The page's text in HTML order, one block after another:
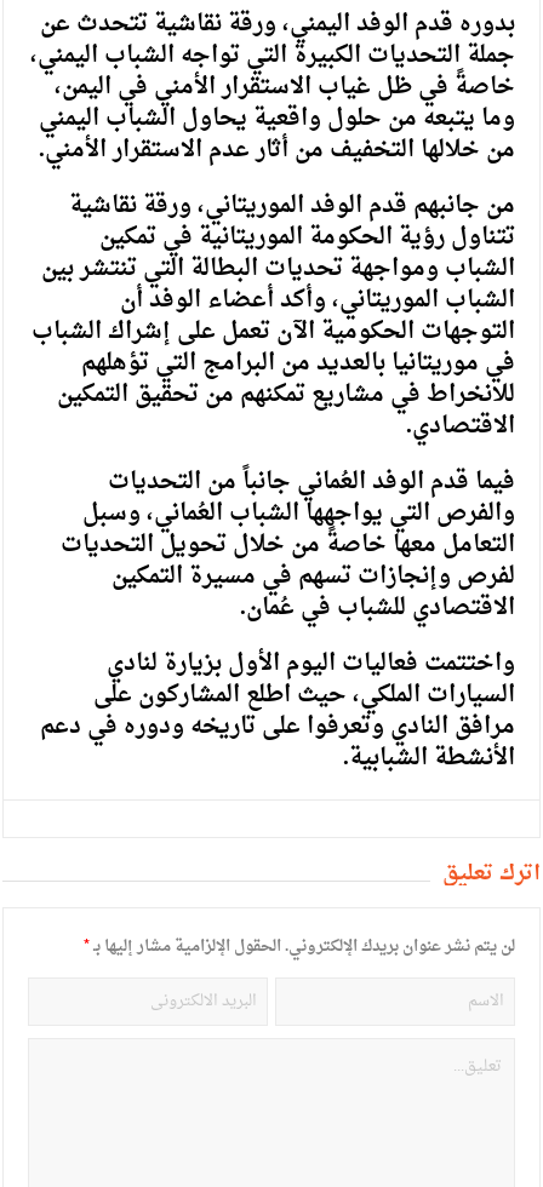
بدوره قدم الوفد اليمني، ورقة نقاشية تتحدث عن
جملة التحديات الكبيرة التي تواجه الشباب اليمني،
خاصةً في ظل غياب الاستقرار الأمني في اليمن،
وما يتبعه من حلول واقعية يحاول الشباب اليمني
من خلالها التخفيف من أثار عدم الاستقرار الأمني.
من جانبهم قدم الوفد الموريتاني، ورقة نقاشية
تتناول رؤية الحكومة الموريتانية في تمكين
الشباب ومواجهة تحديات البطالة التي تنتشر بين
الشباب الموريتاني، وأكد أعضاء الوفد أن
التوجهات الحكومية الآن تعمل على إشراك الشباب
في موريتانيا بالعديد من البرامج التي تؤهلهم
للانخراط في مشاريع تمكنهم من تحقيق التمكين
الاقتصادي.
فيما قدم الوفد العُماني جانباً من التحديات
والفرص التي يواجهها الشباب العُماني، وسبل
التعامل معها خاصةً من خلال تحويل التحديات
لفرص وإنجازات تسهم في مسيرة التمكين
الاقتصادي للشباب في عُمان.
واختتمت فعاليات اليوم الأول بزيارة لنادي
السيارات الملكي، حيث اطلع المشاركون على
مرافق النادي وتعرفوا على تاريخه ودوره في دعم
الأنشطة الشبابية.
أترك تعليق
لن يتم نشر عنوان بريدك الإلكتروني.الحقول الإلزامية مشار إليها بـ*